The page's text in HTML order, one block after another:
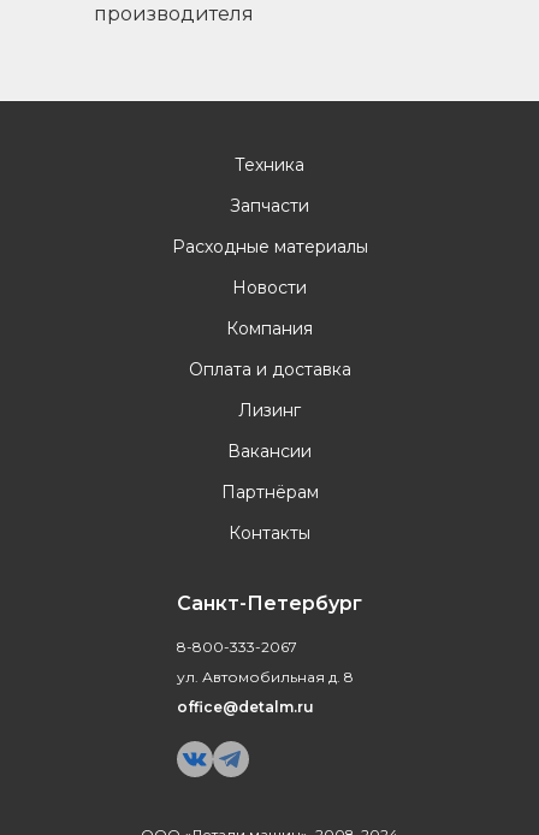
производителя
Техника
Запчасти
Расходные материалы
Новости
Компания
Оплата и доставка
Лизинг
Вакансии
Партнёрам
Контакты
Санкт-Петербург
8-800-333-2067
ул. Автомобильная д. 8
office@detalm.ru